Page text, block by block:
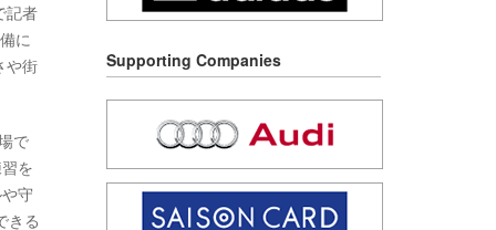
記者
に
や街
で
を
守
きる
Supporting Companies